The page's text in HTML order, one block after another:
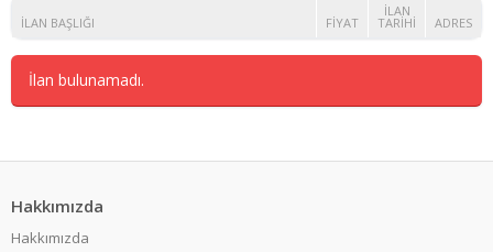
İLAN BAŞLIĞI FIYAT
İLAN
TARIHI ADRES
İlan bulunamadı.
Hakkımızda
Hakkımızda